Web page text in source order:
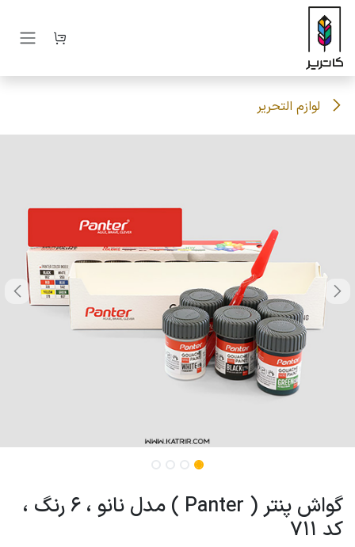
صرف نظر و مشاهده محتوا
لوازم التحریر
گواش پنتر ( Panter ) مدل نانو ، 6 رنگ ،
کد 711